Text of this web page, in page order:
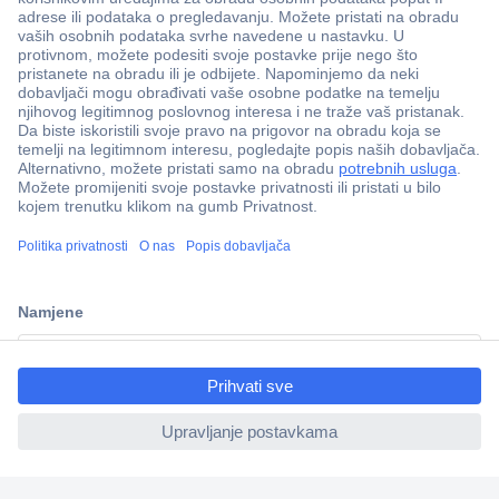
100% sigurnost kupnje
Dostava u 5 dana
Više od 800.000 proizvoda
Tehnička podrška
Informacije
Upoznajte nas
ccp.user.init.failed.titl
e
ccp.user.init.failed